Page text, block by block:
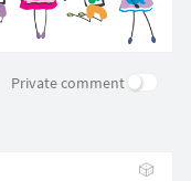
Private comment
🎲